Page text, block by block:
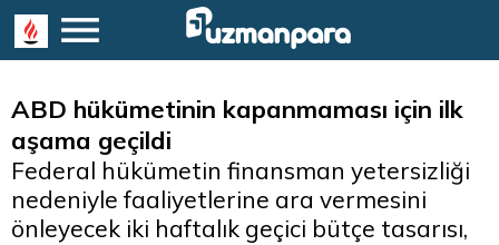
ABD hükümetinin kapanmaması için ilk
aşama geçildi
Federal hükümetin finansman yetersizliği
nedeniyle faaliyetlerine ara vermesini
önleyecek iki haftalık geçici bütçe tasarısı,